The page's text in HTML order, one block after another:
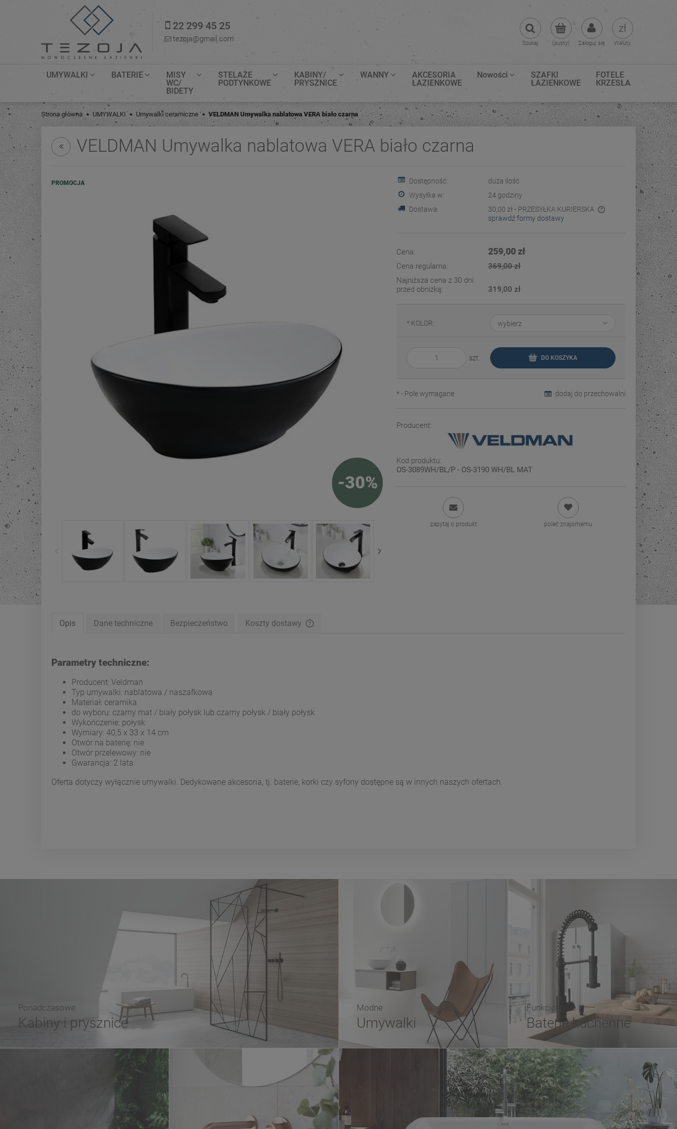
22 299 45 25
tezoja@gmail.com (pusty) Zaloguj się
Szukaj Waluty
UMYWALKI BATERIE
MISY
WC/
BIDETY
STELAŻE
PODTYNKOWE
KABINY/
PRYSZNICE
WANNY
AKCESORIA
ŁAZIENKOWE
Nowości
SZAFKI
ŁAZIENKOWE
FOTELE
KRZESŁA
Strona główna UMYWALKI Umywalki ceramiczne VELDMAN Umywalka nablatowa VERA biało czarna
VELDMAN Umywalka nablatowa VERA biało czarna
PROMOCJA
-30%
Dostępność:
duża ilość
Wysyłka w:
24 godziny
Dostawa:
30,00 zł - PRZESYŁKA KURIERSKA
sprawdź formy dostawy
Cena: 259,00 zł
Cena regularna:
369,00 zł
Najniższa cena z 30 dni
przed obniżką:
319,00 zł
* KOLOR:
szt. DO KOSZYKA
dodaj do przechowalni
*- Pole wymagane
Producent:
Kod produktu:
OS-3089WH/BL/P - OS-3190 WH/BL MAT
zapytaj o produkt poleć znajomemu
Opis Dane techniczne Bezpieczeństwo Koszty dostawy
Parametry techniczne:
Producent: Veldman
Typ umywalki: nablatowa / naszafkowa
Materiał: ceramika
do wyboru: czarny mat / biały połysk lub czarny połysk / biały połysk
Wykończenie: połysk
Wymiary: 40,5 x 33 x 14 cm
Otwór na baterię: nie
Otwór przelewowy: nie
Gwarancja: 2 lata
Oferta dotyczy wyłącznie umywalki. Dedykowane akcesoria, tj. baterie, korki czy syfony dostępne są w innych naszych ofertach.
Ponadczasowe
Kabiny i prysznice
Modne
Umywalki
Funkcjonalne
Baterie kuchenne